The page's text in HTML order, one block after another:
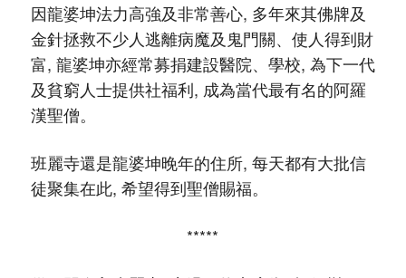
因龍婆坤法力高強及非常善心, 多年來其佛牌及
金針拯救不少人逃離病魔及鬼門關、使人得到財
富, 龍婆坤亦經常募捐建設醫院、學校, 為下一代
及貧窮人士提供社福利, 成為當代最有名的阿羅
漢聖僧。
班麗寺還是龍婆坤晚年的住所, 每天都有大批信
徒聚集在此, 希望得到聖僧賜福。
*****